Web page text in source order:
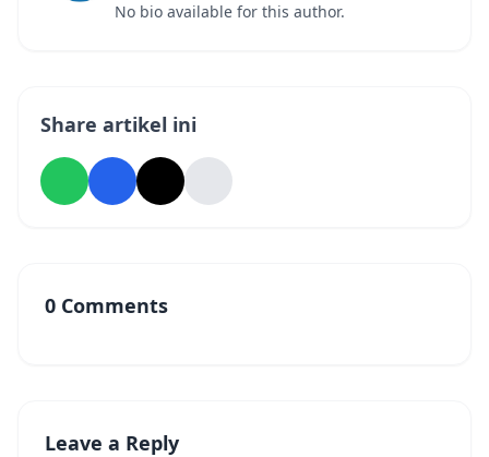
No bio available for this author.
Share artikel ini
0 Comments
Leave a Reply